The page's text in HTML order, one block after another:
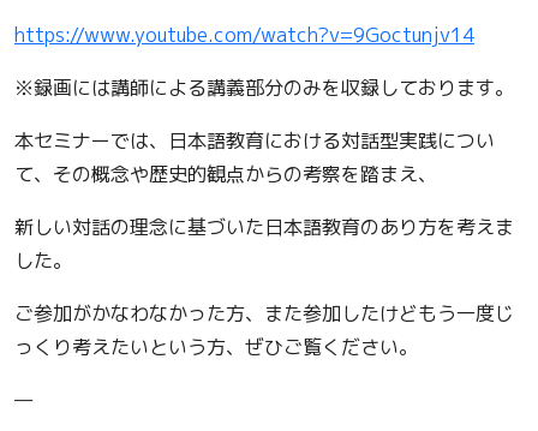
https://www.youtube.com/watch?v=9Goctunjv14
※録画には講師による講義部分のみを収録しております。
本セミナーでは、日本語教育における対話型実践につい
て、その概念や歴史的観点からの考察を踏まえ、
新しい対話の理念に基づいた日本語教育のあり方を考えま
した。
ご参加がかなわなかった方、また参加したけどもう一度じ
っくり考えたいという方、ぜひご覧ください。
—